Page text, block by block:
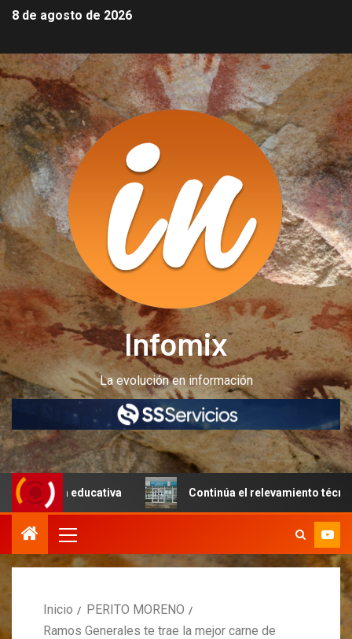
8 de agosto de 2026
Infomix
La evolución en información
educativa Continúa el relevamiento técnico en
Inicio
PERITO MORENO
Ramos Generales te trae la mejor carne de